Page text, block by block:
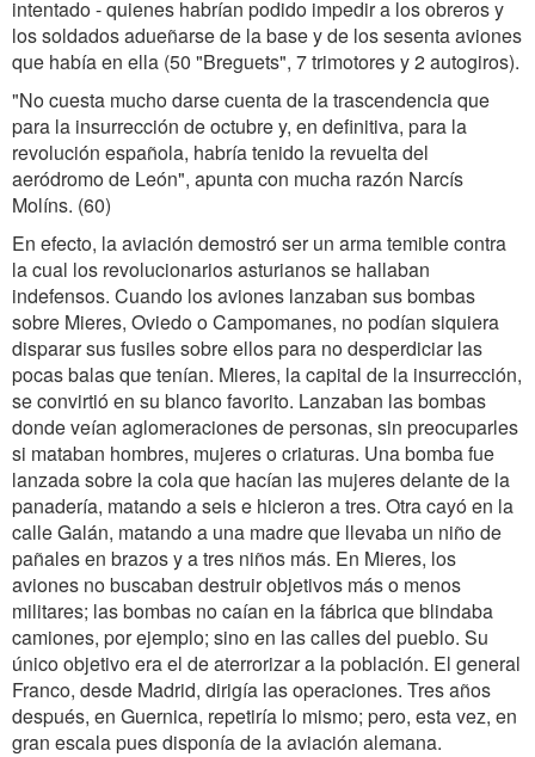
intentado - quienes habrían podido impedir a los obreros y
los soldados adueñarse de la base y de los sesenta aviones
que había en ella (50 "Breguets", 7 trimotores y 2 autogiros).
"No cuesta mucho darse cuenta de la trascendencia que
para la insurrección de octubre y, en definitiva, para la
revolución española, habría tenido la revuelta del
aeródromo de León", apunta con mucha razón Narcís
Molíns. (60)
En efecto, la aviación demostró ser un arma temible contra
la cual los revolucionarios asturianos se hallaban
indefensos. Cuando los aviones lanzaban sus bombas
sobre Mieres, Oviedo o Campomanes, no podían siquiera
disparar sus fusiles sobre ellos para no desperdiciar las
pocas balas que tenían. Mieres, la capital de la insurrección,
se convirtió en su blanco favorito. Lanzaban las bombas
donde veían aglomeraciones de personas, sin preocuparles
si mataban hombres, mujeres o criaturas. Una bomba fue
lanzada sobre la cola que hacían las mujeres delante de la
panadería, matando a seis e hicieron a tres. Otra cayó en la
calle Galán, matando a una madre que llevaba un niño de
pañales en brazos y a tres niños más. En Mieres, los
aviones no buscaban destruir objetivos más o menos
militares; las bombas no caían en la fábrica que blindaba
camiones, por ejemplo; sino en las calles del pueblo. Su
único objetivo era el de aterrorizar a la población. El general
Franco, desde Madrid, dirigía las operaciones. Tres años
después, en Guernica, repetiría lo mismo; pero, esta vez, en
gran escala pues disponía de la aviación alemana.